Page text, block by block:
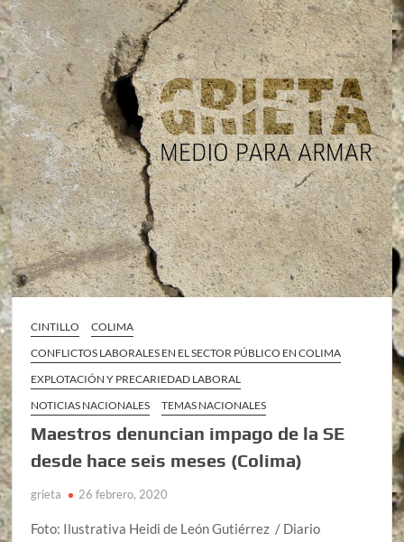
CINTILLO
COLIMA
CONFLICTOS LABORALES EN EL SECTOR PÚBLICO EN COLIMA
EXPLOTACIÓN Y PRECARIEDAD LABORAL
NOTICIAS NACIONALES
TEMAS NACIONALES
Maestros denuncian impago de la SE
desde hace seis meses (Colima)
grieta 26 febrero, 2020
Foto: Ilustrativa Heidi de León Gutiérrez / Diario